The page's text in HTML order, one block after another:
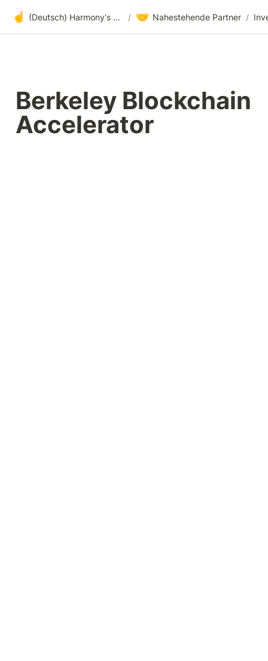
☝️ (Deutsch) Harmony's offene Entwicklung / 🤝 Nahestehende Partner /
Berkeley Blockchain
Accelerator